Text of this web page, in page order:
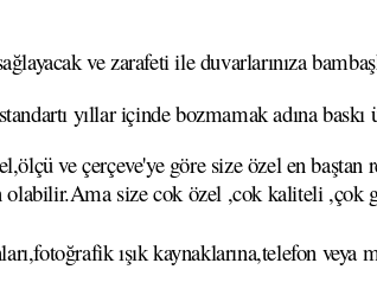
ve zarafeti ile duvarlarınıza
yıllar içinde bozmamak adına
ve çerçeve'ye göre size özel en
olabilir.Ama size cok özel ,cok kaliteli ,çok
ışık kaynaklarına,telefon